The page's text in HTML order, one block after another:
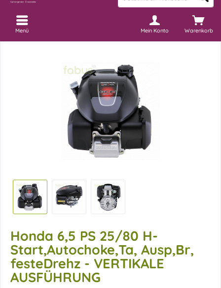
Warenkorb
Mein Konto
Menü
Honda 6,5 PS 25/80 H-
Start,Autochoke,Ta, Ausp,Br,
festeDrehz - VERTIKALE
AUSFÜHRUNG